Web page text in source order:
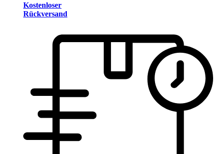
Kostenloser
Rückversand